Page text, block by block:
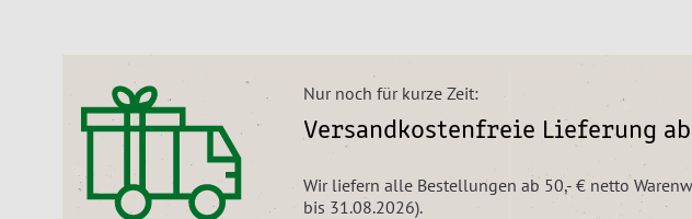
Nur noch für kurze Zeit:
Versandkostenfreie Lieferung
Wir liefern alle Bestellungen ab 50,- € netto
bis 31.08.2026).